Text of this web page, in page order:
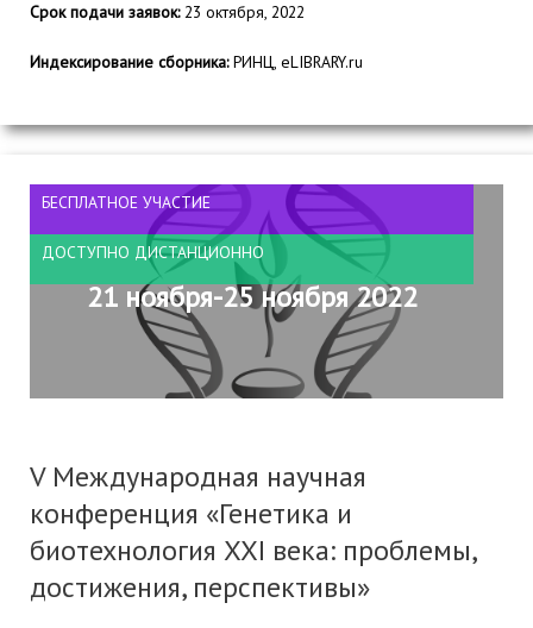
Срок подачи заявок:23 октября, 2022
Индексирование сборника:РИНЦ, eLIBRARY.ru
БЕСПЛАТНОЕ УЧАСТИЕ
ДОСТУПНО ДИСТАНЦИОННО
21 ноября-25 ноября 2022
V Международная научная
конференция «Генетика и
биотехнология XXI века: проблемы,
достижения, перспективы»